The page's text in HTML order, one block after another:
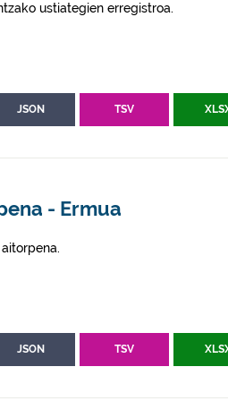
ustiategien erregistroa.
JSON TSV
- Ermua
JSON TSV